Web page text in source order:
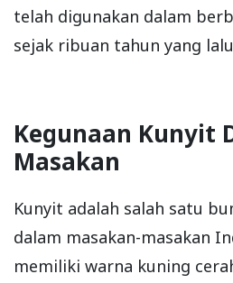
telah digunakan dalam
sejak ribuan tahun yang
Kegunaan Kunyit
Masakan
Kunyit adalah salah satu
dalam masakan-masakan
memiliki warna kuning